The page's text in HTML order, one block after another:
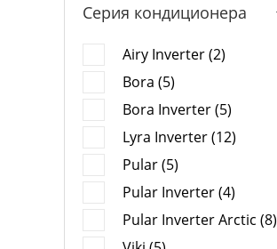
Серия кондиционера
Airy Inverter (2)
Bora (5)
Bora Inverter (5)
Lyra Inverter (12)
Pular (5)
Pular Inverter (4)
Pular Inverter Arctic (8)